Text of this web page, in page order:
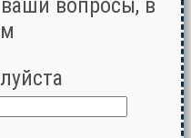
вопросы, в